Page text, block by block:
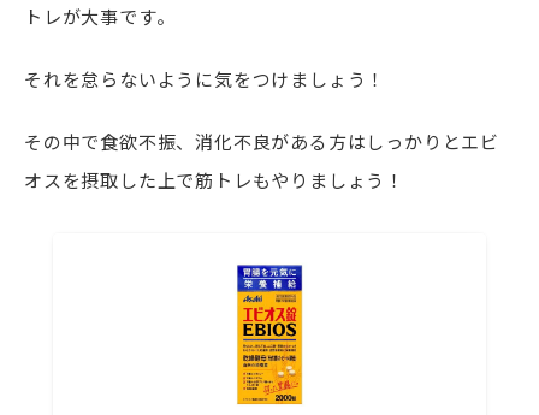
トレが大事です。
それを怠らないように気をつけましょう！
その中で食欲不振、消化不良がある方はしっかりとエビ
オスを摂取した上で筋トレもやりましょう！